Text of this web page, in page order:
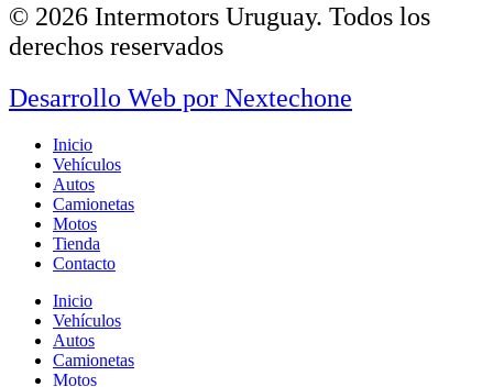
© 2026 Intermotors Uruguay. Todos los
derechos reservados
Desarrollo Web por Nextechone
Inicio
Vehículos
Autos
Camionetas
Motos
Tienda
Contacto
Inicio
Vehículos
Autos
Camionetas
Motos